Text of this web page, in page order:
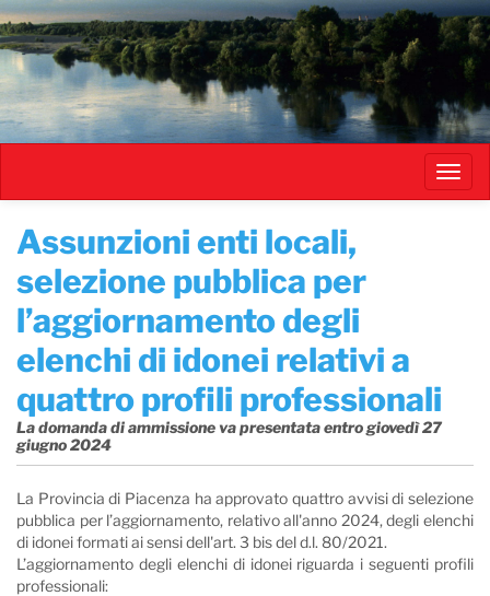
Salta
al
contenuto
principale
Assunzioni enti locali,
selezione pubblica per
l’aggiornamento degli
elenchi di idonei relativi a
quattro profili professionali
La domanda di ammissione va presentata entro giovedì 27
giugno 2024
La Provincia di Piacenza ha approvato quattro avvisi di selezione
pubblica per l’aggiornamento, relativo all'anno 2024, degli elenchi
di idonei formati ai sensi dell'art. 3 bis del d.l. 80/2021.
L’aggiornamento degli elenchi di idonei riguarda i seguenti profili
professionali: